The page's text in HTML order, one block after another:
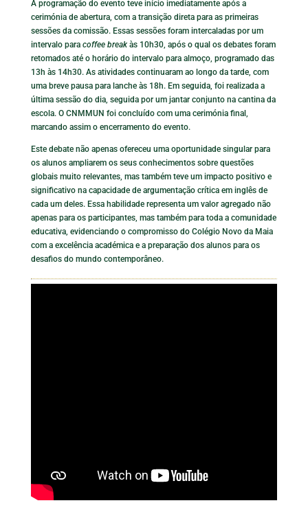
A programação do evento teve início imediatamente após a
cerimónia de abertura, com a transição direta para as primeiras
sessões da comissão. Essas sessões foram intercaladas por um
intervalo para coffee breakàs 10h30, após o qual os debates foram
retomados até o horário do intervalo para almoço, programado das
13h às 14h30. As atividades continuaram ao longo da tarde, com
uma breve pausa para lanche às 18h. Em seguida, foi realizada a
última sessão do dia, seguida por um jantar conjunto na cantina da
escola. O CNMMUN foi concluído com uma cerimónia final,
marcando assim o encerramento do evento.
Este debate não apenas ofereceu uma oportunidade singular para
os alunos ampliarem os seus conhecimentos sobre questões
globais muito relevantes, mas também teve um impacto positivo e
significativo na capacidade de argumentação crítica em inglês de
cada um deles. Essa habilidade representa um valor agregado não
apenas para os participantes, mas também para toda a comunidade
educativa, evidenciando o compromisso do Colégio Novo da Maia
com a excelência académica e a preparação dos alunos para os
desafios do mundo contemporâneo.